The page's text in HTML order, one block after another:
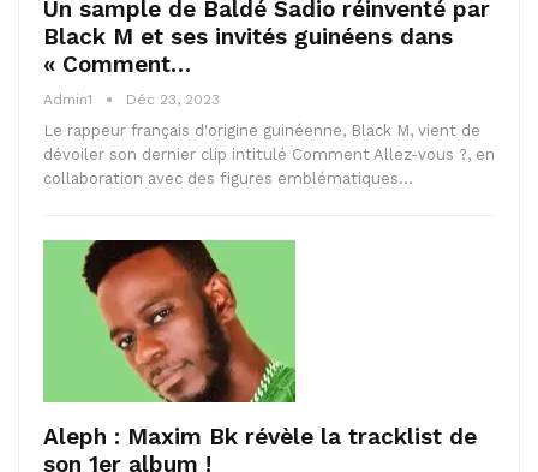
Un sample de Baldé Sadio réinventé par
Black M et ses invités guinéens dans
« Comment…
Admin1 Déc 23, 2023
Le rappeur français d'origine guinéenne, Black M, vient de
dévoiler son dernier clip intitulé Comment Allez-vous ?, en
collaboration avec des figures emblématiques…
Aleph : Maxim Bk révèle la tracklist de
son 1er album !